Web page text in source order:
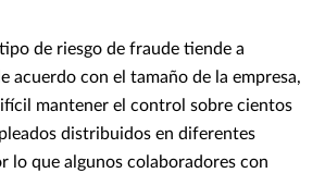
de riesgo de fraude tiende a
acuerdo con el tamaño de la empresa,
mantener el control sobre cientos
distribuidos en diferentes
lo que algunos colaboradores con